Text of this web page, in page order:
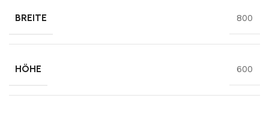
BREITE 800
HÖHE 600